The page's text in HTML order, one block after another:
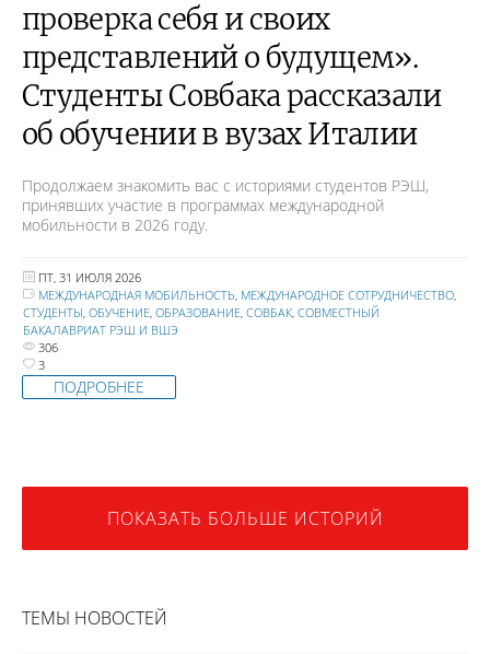
проверка себя и своих
представлений о будущем».
Студенты Совбака рассказали
об обучении в вузах Италии
Продолжаем знакомить вас с историями студентов РЭШ,
принявших участие в программах международной
мобильности в 2026 году.
ПТ, 31 ИЮЛЯ 2026
МЕЖДУНАРОДНАЯ МОБИЛЬНОСТЬ МЕЖДУНАРОДНОЕ СОТРУДНИЧЕСТВО
СТУДЕНТЫ ОБУЧЕНИЕ ОБРАЗОВАНИЕ СОВБАК СОВМЕСТНЫЙ
БАКАЛАВРИАТ РЭШ И ВШЭ
306
3
ПОДРОБНЕЕ
ПОКАЗАТЬ БОЛЬШЕ ИСТОРИЙ
ТЕМЫ НОВОСТЕЙ